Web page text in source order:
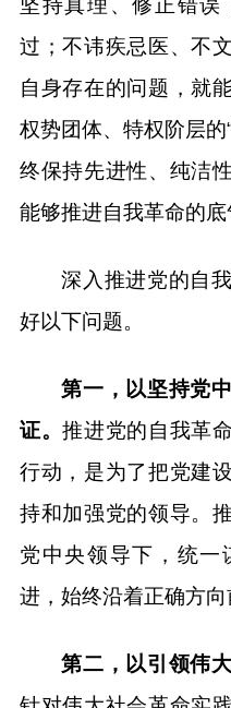
坚持真理、修正错误
过；不讳疾忌医、不
自身存在的问题，就
权势团体、特权阶层
终保持先进性、纯洁
能够推进自我革命的底
深入推进党的自
好以下问题。
第一，以坚持党
证。推进党的自我革
行动，是为了把党建
持和加强党的领导。
党中央领导下，统一
进，始终沿着正确方向
第二，以引领伟